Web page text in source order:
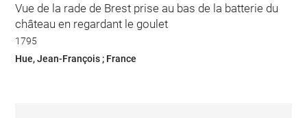
Vue de la rade de Brest prise au bas de la batterie du
château en regardant le goulet
1795
Hue, Jean-François ; France